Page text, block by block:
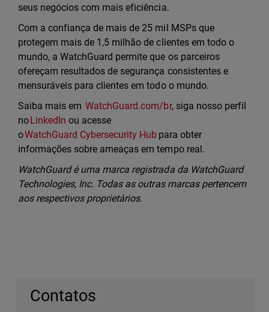
seus negócios com mais eficiência.
Com a confiança de mais de 25 mil MSPs que
protegem mais de 1,5 milhão de clientes em todo o
mundo, a WatchGuard permite que os parceiros
ofereçam resultados de segurança consistentes e
mensuráveis para clientes em todo o mundo.
Saiba mais emWatchGuard.com/br, siga nosso perfil
no LinkedIn ou acesse
oWatchGuard Cybersecurity Hub para obter
informações sobre ameaças em tempo real.
WatchGuard é uma marca registrada da WatchGuard
Technologies, Inc. Todas as outras marcas pertencem
aos respectivos proprietários.
Contatos